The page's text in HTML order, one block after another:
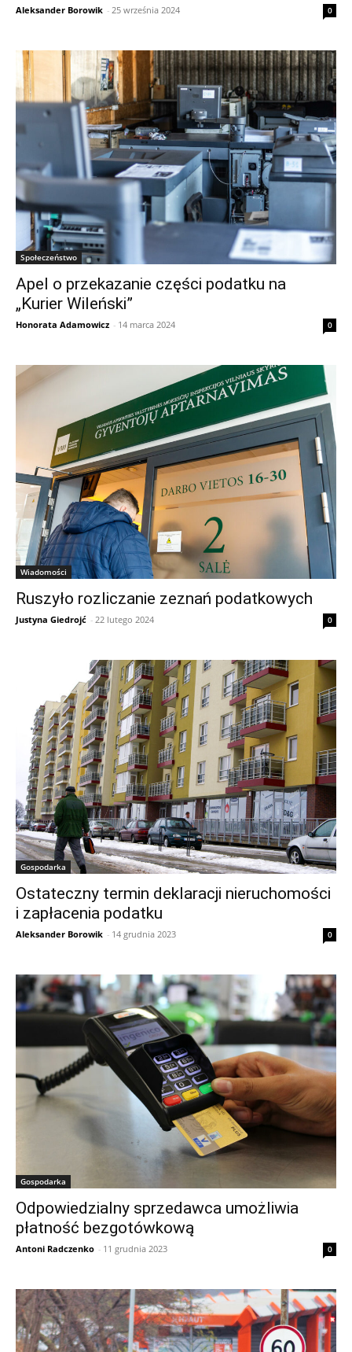
Aleksander Borowik - 25 września 2024 0
Społeczeństwo
Apel o przekazanie części podatku na
„Kurier Wileński”
Honorata Adamowicz - 14 marca 2024 0
Wiadomości
Ruszyło rozliczanie zeznań podatkowych
Justyna Giedrojć - 22 lutego 2024 0
Gospodarka
Ostateczny termin deklaracji nieruchomości
i zapłacenia podatku
Aleksander Borowik - 14 grudnia 2023 0
Gospodarka
Odpowiedzialny sprzedawca umożliwia
płatność bezgotówkową
Antoni Radczenko - 11 grudnia 2023 0